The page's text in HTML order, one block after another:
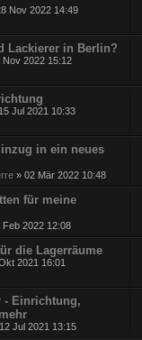
Nov 2022 14:49
Lackierer in Berlin?
Nov 2022 15:12
Jul 2021 10:33
in ein neues
» 02 Mär 2022 10:48
für meine
Feb 2022 12:08
die Lagerräume
2021 16:01
- Einrichtung,
Jul 2021 13:15